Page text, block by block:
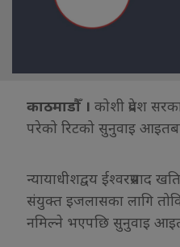
काठमाडौँ । कोशी प्रदेश
परेको रिटको सुनुवाइ
न्यायाधीशद्वय ईश्वरप्रसाद
संयुक्त इजलासका लागि
नमिल्ने भएपछि सुनुवाइ